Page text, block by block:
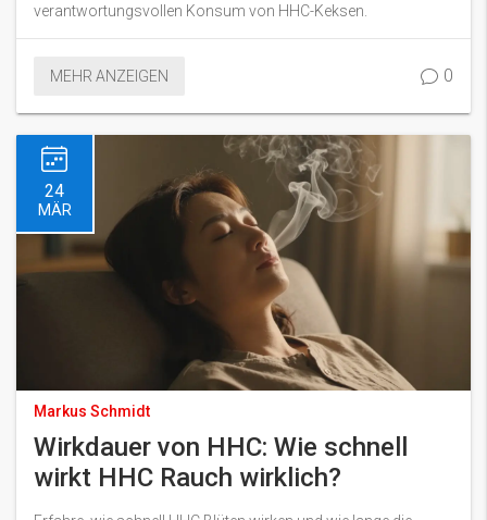
verantwortungsvollen Konsum von HHC-Keksen.
MEHR ANZEIGEN 0
24
MÄR
Markus Schmidt
Wirkdauer von HHC: Wie schnell
wirkt HHC Rauch wirklich?